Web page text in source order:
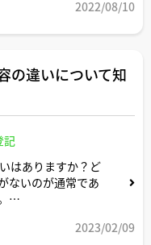
れますか？?
り合いが「無理
2022/08/10
の違いについて知
記
はありますか？ど
ないのが通常であ
の違いについても2023/02/09